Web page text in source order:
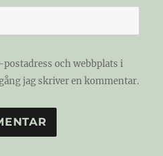
och webbplats i
jag skriver en kommentar.